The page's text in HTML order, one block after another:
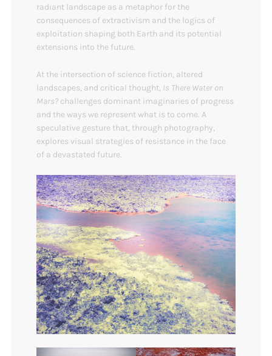
radiant landscape as a metaphor for the
consequences of extractivism and the logics of
exploitation shaping both Earth and its potential
extensions into the future.
At the intersection of science fiction, altered
landscapes, and critical thought, Is There Water on
Mars? challenges dominant imaginaries of progress
and the ways we represent what is to come. A
speculative gesture that, through photography,
explores visual strategies of resistance in the face
of a devastated future.